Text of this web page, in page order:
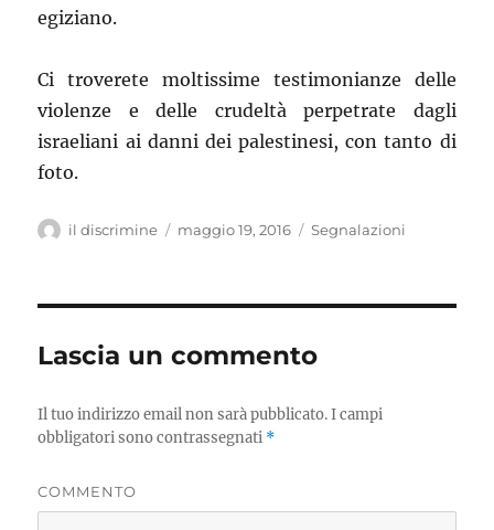
egiziano.
Ci troverete moltissime testimonianze delle
violenze e delle crudeltà perpetrate dagli
israeliani ai danni dei palestinesi, con tanto di
foto.
Autore
il discrimine
Pubblicato
maggio 19, 2016 Categorie
Segnalazioni
Lascia un commento
Il tuo indirizzo email non sarà pubblicato.I campi
obbligatori sono contrassegnati *
COMMENTO